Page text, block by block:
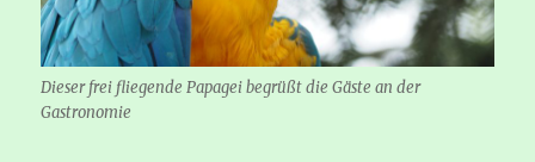
Dieser frei fliegende Papagei begrüßt die Gäste an der
Gastronomie